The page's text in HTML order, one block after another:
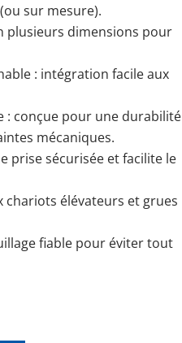
sur mesure).
plusieurs dimensions pour
: intégration facile aux
: conçue pour une durabilité
mécaniques.
prise sécurisée et facilite le
chariots élévateurs et grues
fiable pour éviter tout